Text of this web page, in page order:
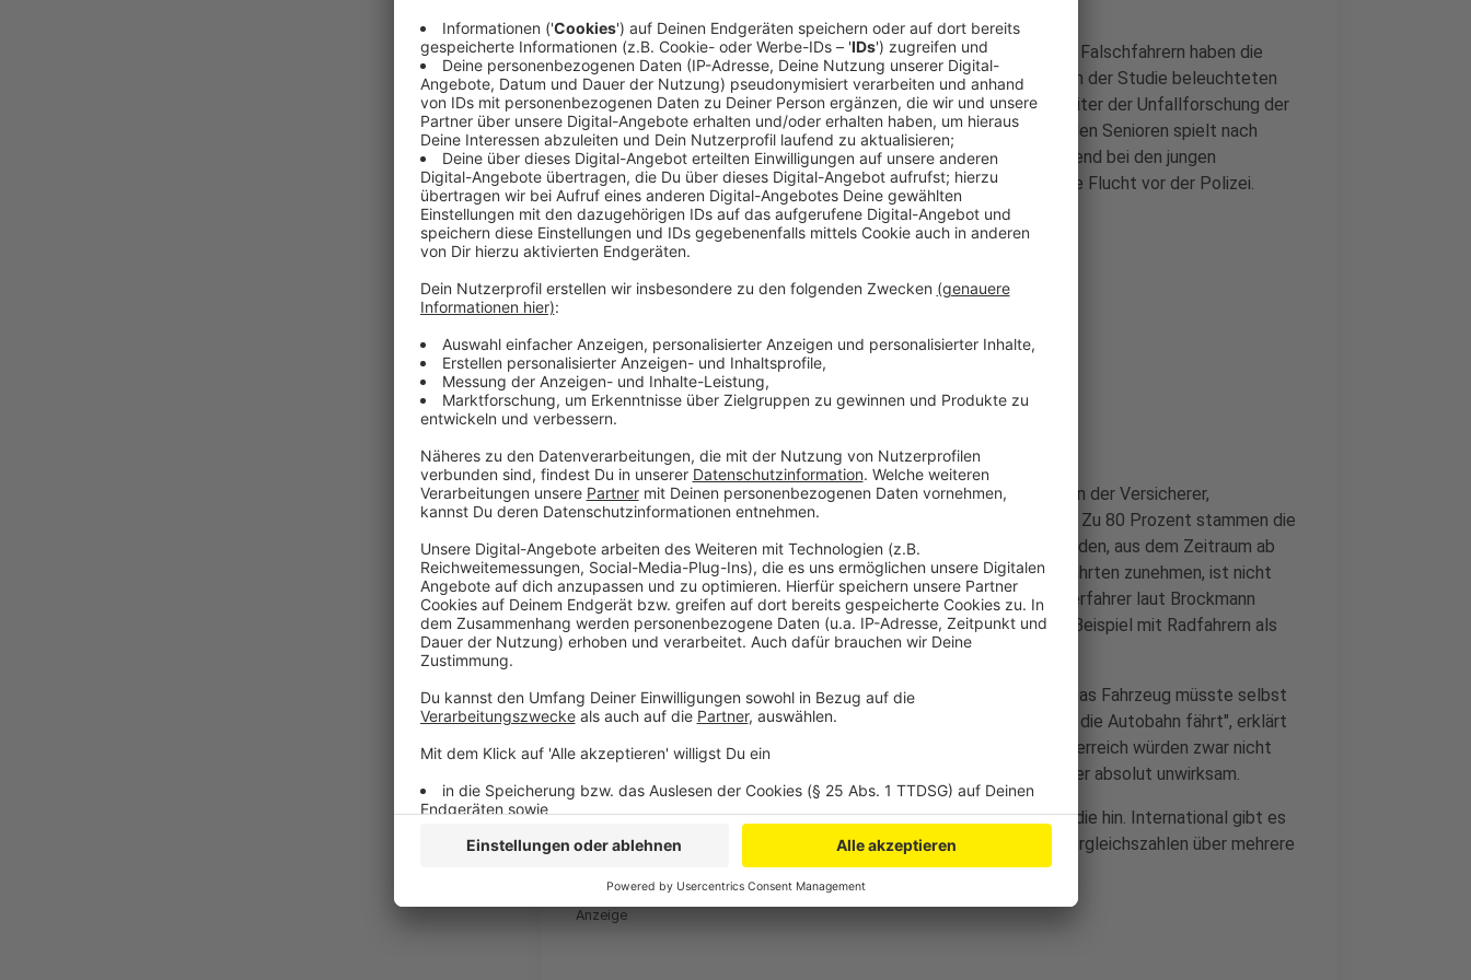
(dpa) Bei einem Drittel der dabei rund 220 untersuchten Fälle von Falschfahrern haben die
Fahrer im fließenden Verkehr gewendet. Bei über 40 Prozent der in der Studie beleuchteten
Falschfahrten sind die Geisterfahrer älter als 75 Jahre, wie der Leiter der Unfallforschung der
Versicherer (UDV), Siegfried Brockmann, in Münster erklärte. Bei den Senioren spielt nach
dessen Schilderung oft Verwirrtheit und Demenz eine Rolle, während bei den jungen
Geisterfahrern Selbsttötungsgedanken eine Rolle spielen oder die Flucht vor der Polizei.
Anzeige
So kam die Studie zustande
Anzeige
Brockmann und sein Team haben für die Studie die Schadensakten der Versicherer,
Unfallinformationen der Polizei und Medienberichte ausgewertet. Zu 80 Prozent stammen die
rund 220 Fälle auf deutschen Autobahnen, die nun untersucht wurden, aus dem Zeitraum ab
2015. Einen Jahresvergleich, also eine Aussage dazu, ob Geisterfahrten zunehmen, ist nicht
möglich. Die amtlichen Unfallstatistiken sagen zum Thema Geisterfahrer laut Brockmann
praktisch nichts aus. Hier werden auch Unfälle innerorts und zum Beispiel mit Radfahrern als
Falschfahrer ausgewiesen.
Brockmann setzt in der Zukunft auf die Software in den Autos. "Das Fahrzeug müsste selbst
einbremsen, wenn die Software merkt, dass der Fahrer falsch auf die Autobahn fährt", erklärt
der Wissenschaftler. "Stopp-Hände" an den Auffahrten wie in Österreich würden zwar nicht
schaden. Bei bewussten Falschfahrten oder Demenz seien sie aber absolut unwirksam.
Info:Die Unfallforscher weisen auf die dünne Datenlage ihrer Studie hin. International gibt es
mit Ausnahme zur Psychologie keine Studien zu Falschfahrern. Vergleichszahlen über mehrere
Jahre gibt es demnach ebenfalls nicht.
Anzeige